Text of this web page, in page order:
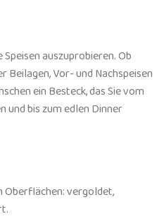
auszuprobieren. Ob
Beilagen, Vor- und Nachspeisen
ein Besteck, das Sie vom
und bis zum edlen Dinner
Oberflächen: vergoldet,